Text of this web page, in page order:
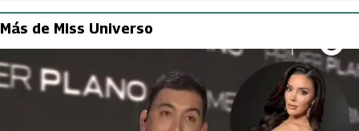
Más de Miss Universo